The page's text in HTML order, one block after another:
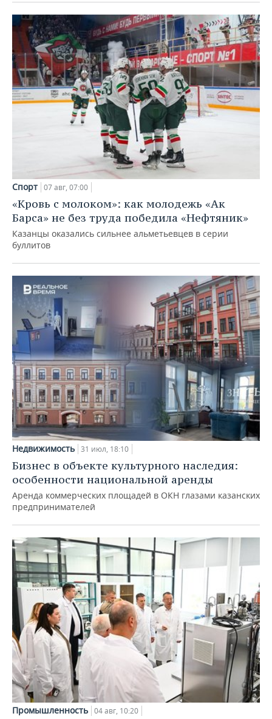
Спорт 07 авг, 07:00
«Кровь с молоком»: как молодежь «Ак
Барса» не без труда победила «Нефтяник»
Казанцы оказались сильнее альметьевцев в серии
буллитов
Недвижимость 31 июл, 18:10
Бизнес в объекте культурного наследия:
особенности национальной аренды
Аренда коммерческих площадей в ОКН глазами казанских
предпринимателей
Промышленность 04 авг, 10:20